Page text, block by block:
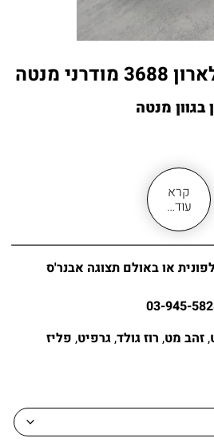
מנטה
בגוון מנטה
לריהוט
זהב מט | פליז מוברש | רוז גולד |
טלפונית או להגיע לחנות התצוגה
או איסוף עצמי
לשלוח בקשה (
קרא
עוד…
או באולם תצוגה אבנר'ס
03-945-
,זהב מט, רוז גולד,גרפיט, פליז